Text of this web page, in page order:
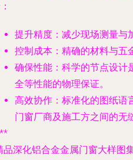
提升精度 ：减少现场测量与
控制成本 ：精确的材料与
确保性能 ：科学的节点设
全等性能的物理保证。
高效协作 ：标准化的图纸
门窗厂商及施工方之间的无
品深化铝合金金属门窗大样图